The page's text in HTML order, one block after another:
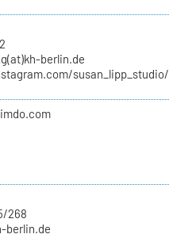
berlin.de
susan_lipp_studio/
268
berlin.de